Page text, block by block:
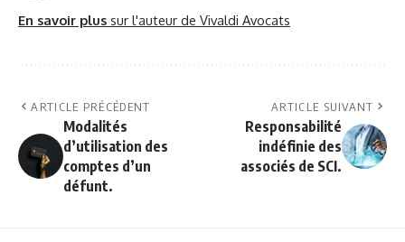
En savoir plus sur l'auteur de Vivaldi Avocats
ARTICLE PRÉCÉDENT
Modalités
d’utilisation des
comptes d’un
défunt.
ARTICLE SUIVANT
Responsabilité
indéfinie des
associés de SCI.